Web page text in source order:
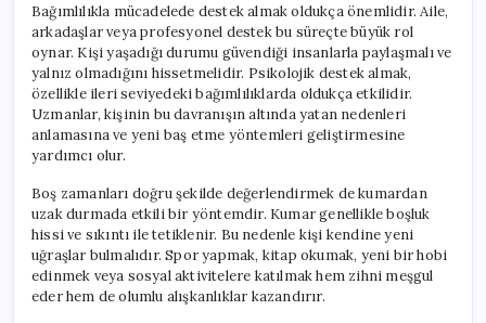
Bağımlılıkla mücadelede destek almak oldukça önemlidir. Aile,
arkadaşlar veya profesyonel destek bu süreçte büyük rol
oynar. Kişi yaşadığı durumu güvendiği insanlarla paylaşmalı ve
yalnız olmadığını hissetmelidir. Psikolojik destek almak,
özellikle ileri seviyedeki bağımlılıklarda oldukça etkilidir.
Uzmanlar, kişinin bu davranışın altında yatan nedenleri
anlamasına ve yeni baş etme yöntemleri geliştirmesine
yardımcı olur.
Boş zamanları doğru şekilde değerlendirmek de kumardan
uzak durmada etkili bir yöntemdir. Kumar genellikle boşluk
hissi ve sıkıntı ile tetiklenir. Bu nedenle kişi kendine yeni
uğraşlar bulmalıdır. Spor yapmak, kitap okumak, yeni bir hobi
edinmek veya sosyal aktivitelere katılmak hem zihni meşgul
eder hem de olumlu alışkanlıklar kazandırır.